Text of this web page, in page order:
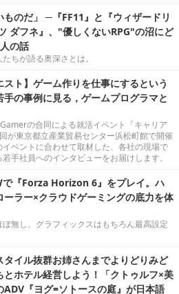
ものだ」 ─『FF11』と『ウィザードリ
ダフネ』、"優しくないRPG"の沼にど
の話
ちが語る奥深さとは。
スト】ゲーム作りを仕事にするという
手の事例に見る，ゲームプログラマと
の合同による就活イベント「キャリア
が東京都立産業貿易センター浜松町館で開催
ベントに合わせて取材した、各社の現場で
手社員へのインタビューをお届けします。
『Forza Horizon 6』をプレイ。ハ
ーラー×クラウドゲーミングの底力を体
無し。グラフィックスはもちろん最高設定
タイル抜群お姉さんまでよりどりみど
とホテル経営しよう！「クトゥルフ×美
ADV『ヨグ=ソトースの庭』が日本語